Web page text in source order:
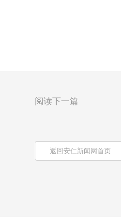
阅读下一篇
返回安仁新闻网首页